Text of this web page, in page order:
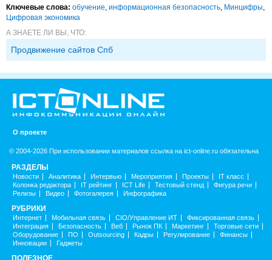
Ключевые слова: обучение информационная безопасность Минцифры
Цифровая экономика
А ЗНАЕТЕ ЛИ ВЫ, ЧТО:
Продвижение сайтов Спб
О проекте
© 2004-2026 При использовании материалов ссылка на ict-online.ru обязательна
РАЗДЕЛЫ
Новости Аналитика Интервью Мероприятия Проекты
IT класс
Колонка редактора
IT рейтинг ICT Life Тестовый стенд
Фигура речи
Релизы
Видео Фотогалерея Инфографика
РУБРИКИ
Интернет Мобильная связь CIO/Управление ИТ
Фиксированная связь
Интеграция
Безопасность Веб Рынок ПК Маркетинг
Торговые сети
Оборудование
ПО Outsourcing Кадры Регулирование
Финансы
Инновации
Гаджеты
ПОЛЕЗНОЕ